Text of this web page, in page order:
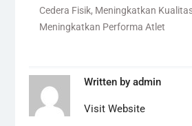
Cedera Fisik, Meningkatkan
Meningkatkan Performa Atlet
Written by admin
Visit Website